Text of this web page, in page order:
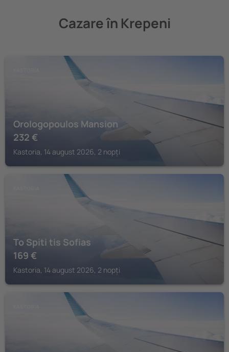
Cazare în Krepeni
Orologopoulos Mansion
232 €
Kastoria, 14 august 2026, 2 nopți
To Spiti tis Sofias
169 €
Kastoria, 14 august 2026, 2 nopți